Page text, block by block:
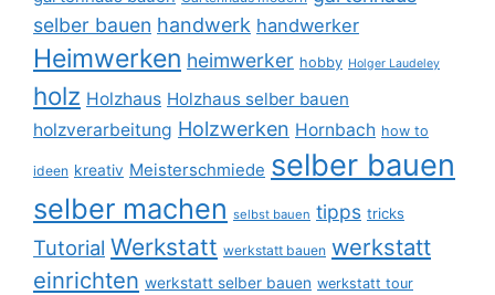
selber bauen handwerk handwerker
Heimwerken heimwerker hobby Holger Laudeley
holz Holzhaus Holzhaus selber bauen
holzverarbeitung Holzwerken Hornbach how to
ideen kreativ Meisterschmiede selber bauen
selber machen selbst bauen tipps tricks
Tutorial Werkstatt werkstatt bauen werkstatt
einrichten werkstatt selber bauen werkstatt tour